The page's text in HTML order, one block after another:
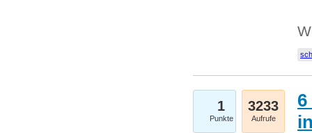
1
Punkte
3233
Aufrufe